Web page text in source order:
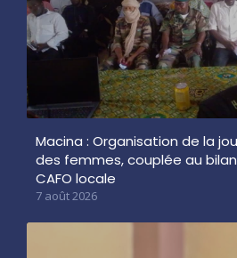
Macina : Organisation de la
des femmes, couplée au
CAFO locale
7 août 2026